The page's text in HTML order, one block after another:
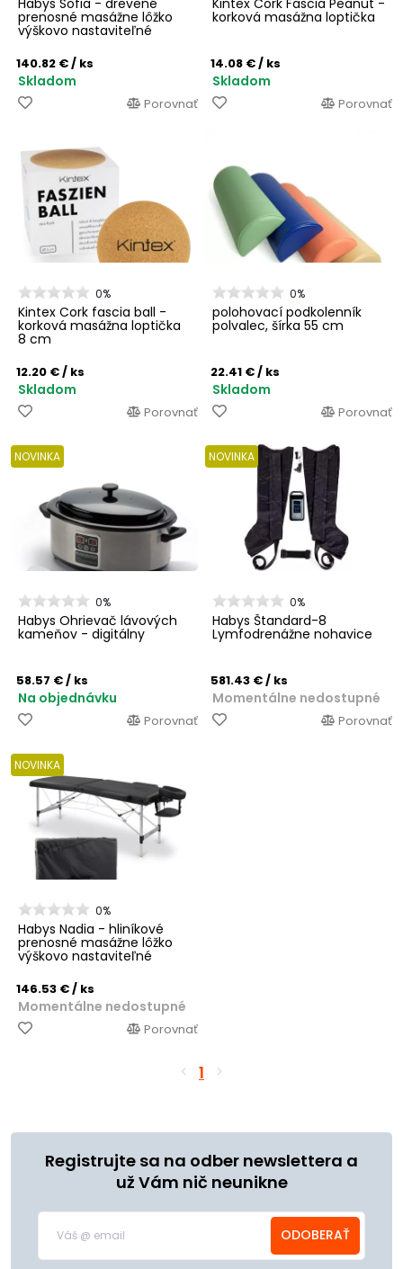
prenosné masážne lôžko
výškovo nastaviteľné
140.82 €/ ks
Skladom
Porovnať
korková masážna loptička
14.08 €/ ks
Skladom
Porovnať
0%
Kintex Cork fascia ball -
korková masážna loptička
8 cm
12.20 €/ ks
Skladom
Porovnať
0%
polohovací podkolenník
polvalec, šírka 55 cm
22.41 €/ ks
Skladom
Porovnať
NOVINKA
0%
Habys Ohrievač lávových
kameňov - digitálny
58.57 €/ ks
Na objednávku
Porovnať
NOVINKA
0%
Habys Štandard-8
Lymfodrenážne nohavice
581.43 €/ ks
Momentálne nedostupné
Porovnať
NOVINKA
0%
Habys Nadia - hliníkové
prenosné masážne lôžko
výškovo nastaviteľné
146.53 €/ ks
Momentálne nedostupné
Porovnať
1
Registrujte sa na odber newslettera a
už Vám nič neunikne
ODOBERAŤ